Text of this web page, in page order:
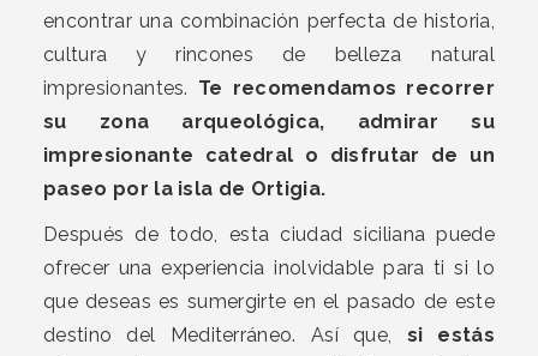
encontrar una combinación perfecta de historia,
cultura y rincones de belleza natural
impresionantes. Te recomendamos recorrer
su zona arqueológica, admirar su
impresionante catedral o disfrutar de un
paseo por la isla de Ortigia.
Después de todo, esta ciudad siciliana puede
ofrecer una experiencia inolvidable para ti si lo
que deseas es sumergirte en el pasado de este
destino del Mediterráneo. Así que, si estás